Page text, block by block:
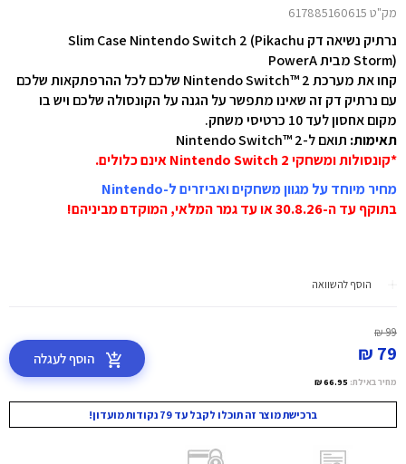
מק"ט 617885160615
נרתיק נשיאה דק Slim Case Nintendo Switch 2 (Pikachu
Storm) מבית PowerA
קחו את מערכת Nintendo Switch™ 2 שלכם לכל ההרפתקאות שלכם
עם נרתיק דק זה שאינו מתפשר על הגנה על הקונסולה שלכם ויש בו
מקום אחסון לעד 10 כרטיסי משחק.
תאימות: תואם ל-Nintendo Switch™ 2
*קונסולות ומשחקי Nintendo Switch 2 אינם כלולים.
מחיר מיוחד על מגוון משחקים ואביזרים ל-Nintendo
בתוקף עד ה-30.8.26 או עד גמר המלאי, המוקדם מביניהם!
הוסף להשוואה
99 ₪
79 ₪
מחיר באילת: 66.95 ₪
הוסף לעגלה
ברכישת מוצר זה תוכלו לקבל עד 79 נקודות מועדון!